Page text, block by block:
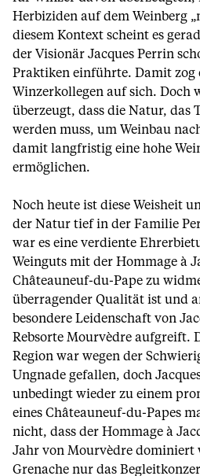
Herbiziden auf dem Weinberg
diesem Kontext scheint es
der Visionär Jacques Perrin
Praktiken einführte. Damit zog
Winzerkollegen auf sich. Doch
überzeugt, dass die Natur, das
werden muss, um Weinbau
damit langfristig eine hohe
ermöglichen.
Noch heute ist diese Weisheit
der Natur tief in der Familie
war es eine verdiente
Weinguts mit der Hommage à
Châteauneuf-du-Pape zu
überragender Qualität ist und
besondere Leidenschaft von
Rebsorte Mourvèdre aufgreift.
Region war wegen der
Ungnade gefallen, doch
unbedingt wieder zu einem
eines Châteauneuf-du-Papes
nicht, dass der Hommage à
Jahr von Mourvèdre dominiert
Grenache nur das